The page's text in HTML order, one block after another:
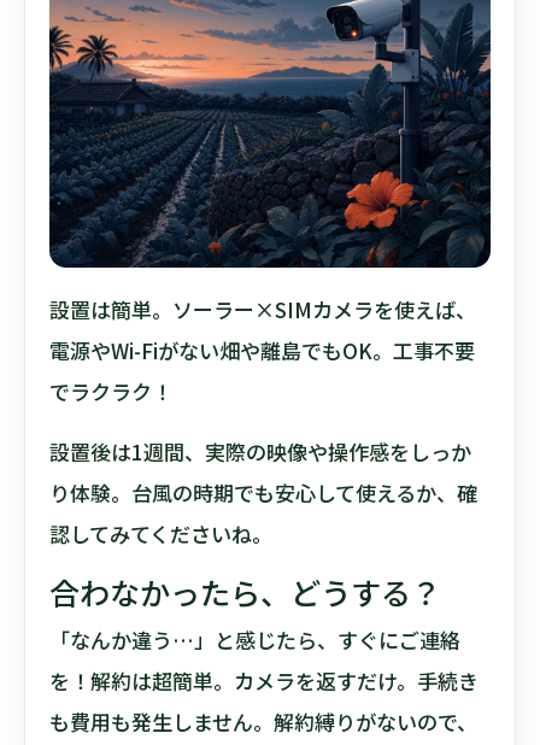
設置は簡単。ソーラー×SIMカメラを使えば、
電源やWi-Fiがない畑や離島でもOK。工事不要
でラクラク！
設置後は1週間、実際の映像や操作感をしっか
り体験。台風の時期でも安心して使えるか、確
認してみてくださいね。
合わなかったら、どうする？
「なんか違う…」と感じたら、すぐにご連絡
を！解約は超簡単。カメラを返すだけ。手続き
も費用も発生しません。解約縛りがないので、